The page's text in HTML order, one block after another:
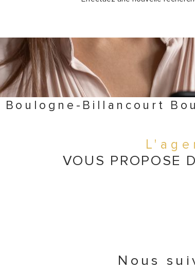
Boulogne-Billancourt
VOUS PROPOSE
Nous